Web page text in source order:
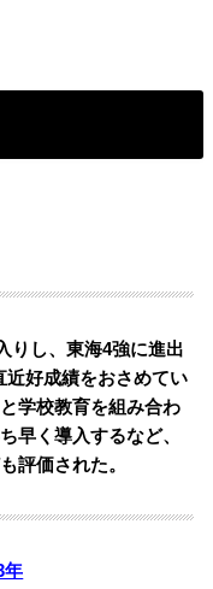
りし、東海4強に進出
近好成績をおさめてい
学校教育を組み合わ
早く導入するなど、
評価された。
年